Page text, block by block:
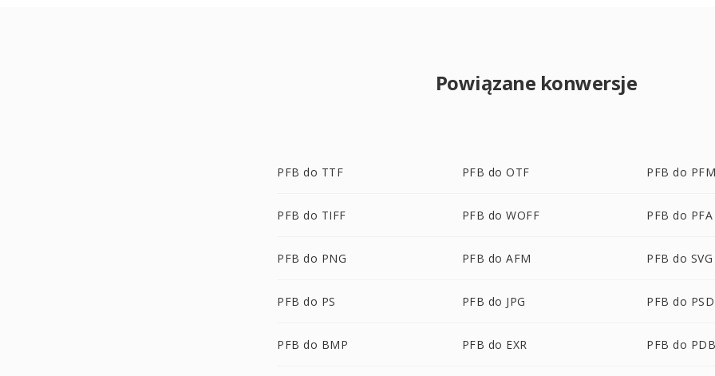
Powiązane konwersje
PFB do TTF PFB do OTF PFB do
PFB do TIFF PFB do WOFF PFB do PFA
PFB do PNG PFB do AFM PFB do SVG
PFB do PS PFB do JPG PFB do PSD
PFB do BMP PFB do EXR PFB do